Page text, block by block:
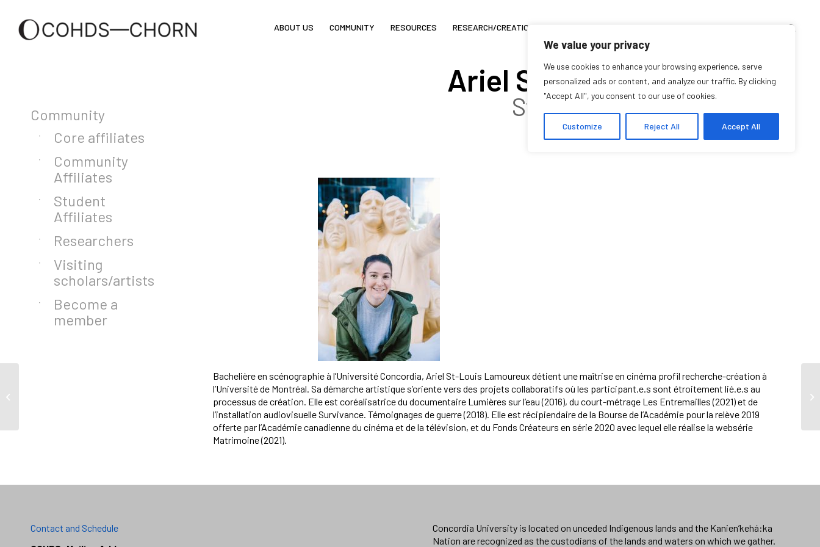
We value your privacy
We use cookies to enhance your browsing experience, serve
personalized ads or content, and analyze our traffic. By clicking
"Accept All", you consent to our use of cookies.
Customize Reject All Accept All
ABOUT US COMMUNITY RESOURCES RESEARCH/CREATION
Ariel St-Louis Lamoureux
Student Affiliate and Artist
Bachelière en scénographie à l’Université Concordia, Ariel St-Louis Lamoureux détient une maîtrise en cinéma profil recherche-création à
l’Université de Montréal. Sa démarche artistique s’oriente vers des projets collaboratifs où les participant.e.s sont étroitement lié.e.s au
processus de création. Elle est coréalisatrice du documentaire Lumières sur l’eau (2016), du court-métrage Les Entremailles (2021) et de
l’installation audiovisuelle Survivance. Témoignages de guerre (2018). Elle est récipiendaire de la Bourse de l’Académie pour la relève 2019
offerte par l’Académie canadienne du cinéma et de la télévision, et du Fonds Créateurs en série 2020 avec lequel elle réalise la websérie
Matrimoine (2021).
Community
Core affiliates
Community
Affiliates
Student
Affiliates
Researchers
Visiting
scholars/artists
Become a
member
Contact and Schedule
Concordia University is located on unceded Indigenous lands and the Kanien’kehá:ka
Nation are recognized as the custodians of the lands and waters on which we gather.